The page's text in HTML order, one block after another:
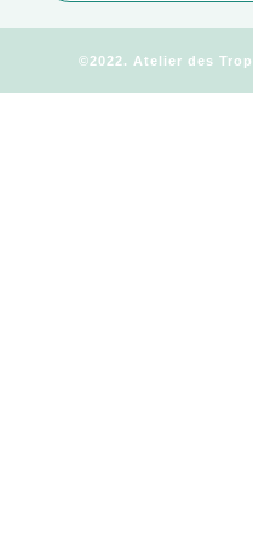
©2022. Atelier des